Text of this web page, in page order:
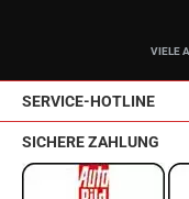
VIELE
SERVICE-HOTLINE
SICHERE ZAHLUNG